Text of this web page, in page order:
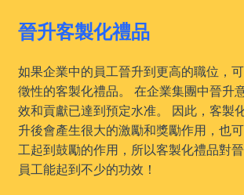
晉升客製化禮品
如果企業中的員工晉升到更高的職位，
徵性的客製化禮品。 在企業集團中晉升
效和貢獻已達到預定水准。 因此，客製
升後會產生很大的激勵和獎勵作用，也
工起到鼓勵的作用，所以客製化禮品對
員工能起到不少的功效！